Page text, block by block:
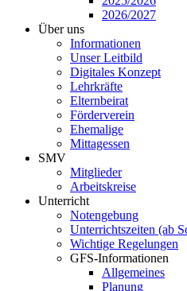
2026/2027
Über uns
Informationen
Unser Leitbild
Digitales Konzept
Lehrkräfte
Elternbeirat
Förderverein
Ehemalige
Mittagessen
SMV
Mitglieder
Arbeitskreise
Unterricht
Notengebung
Unterrichtszeiten (ab
Wichtige Regelungen
GFS-Informationen
Allgemeines
Planung